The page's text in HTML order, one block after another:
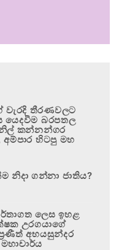
වැරදි තීරණවලට
යෙදවීම බරපතල
කන්නන්ගර
හිටපු මහ
නිදා ගන්නා ජාතිය?
ලෙස ඉහළ
උරගයාගේ
අභයසුන්දර